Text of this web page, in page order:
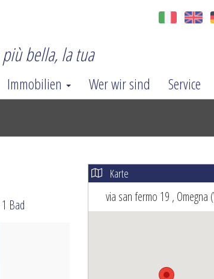
più bella, la tua
Immobilien Wer wir sind Service
1 Bad
Karte
via san fermo 19 , Omegna